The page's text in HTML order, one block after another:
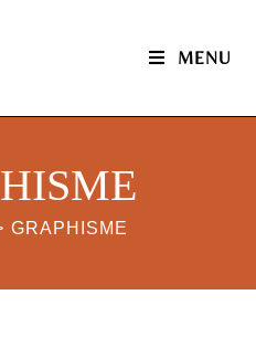
MENU
GRAPHISME